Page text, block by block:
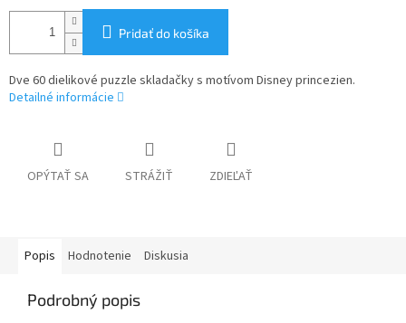
Pridať do košíka
Dve 60 dielikové puzzle skladačky s motívom Disney princezien.
Detailné informácie
OPÝTAŤ SA STRÁŽIŤ ZDIEĽAŤ
Popis Hodnotenie Diskusia
Podrobný popis